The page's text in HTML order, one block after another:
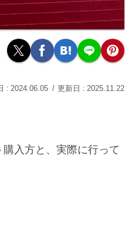
2024.06.05 2025.11.22
入方と、実際に行って